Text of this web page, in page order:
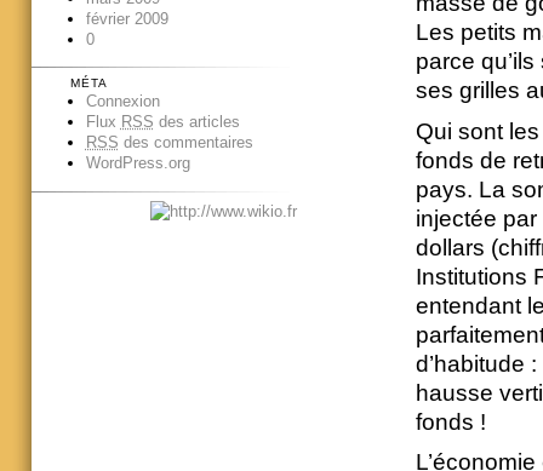
Les petits
parce
ses grilles
Qui sont
fonds de
pays. La
injectée
dollars
Institutions
entendant
d’habitude
hausse
fonds !
février 2009
0
MÉTA
Connexion
Flux RSS des articles
RSS des commentaires
WordPress.org